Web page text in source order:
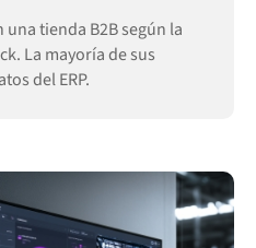
tienda B2B según la
La mayoría de sus
del ERP.